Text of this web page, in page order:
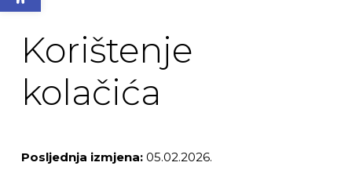
Korištenje
kolačića
Posljednja izmjena: 05.02.2026.